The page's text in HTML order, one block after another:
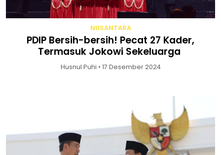
NUSANTARA
PDIP Bersih-bersih! Pecat 27 Kader,
Termasuk Jokowi Sekeluarga
Husnul Puhi • 17 Desember 2024